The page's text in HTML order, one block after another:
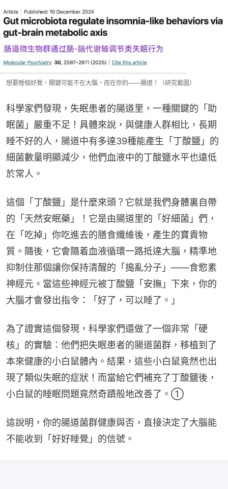
想要睡個好覺，關鍵可能不在大腦，而在你的——腸道！（研究截圖）
科學家們發現，失眠患者的腸道里，一種關鍵的「助
眠菌」嚴重不足！具體來說，與健康人群相比，長期
睡不好的人，腸道中有多達39種能產生「丁酸鹽」的
細菌數量明顯減少，他們血液中的丁酸鹽水平也遠低
於常人。
這個「丁酸鹽」是什麼來頭？它就是我們身體裏自帶
的「天然安眠藥」！它是由腸道里的「好細菌」們，
在「吃掉」你吃進去的膳食纖維後，產生的寶貴物
質。隨後，它會隨着血液循環一路抵達大腦，精準地
抑制住那個讓你保持清醒的「搗亂分子」——食慾素
神經元。當這些神經元被丁酸鹽「安撫」下來，你的
大腦才會發出指令：「好了，可以睡了。」
為了證實這個發現，科學家們還做了一個非常「硬
核」的實驗：他們把失眠患者的腸道菌群，移植到了
本來健康的小白鼠體內。結果，這些小白鼠竟然也出
現了類似失眠的症狀！而當給它們補充了丁酸鹽後，
小白鼠的睡眠問題竟然奇蹟般地改善了。①
這說明，你的腸道菌群健康與否，直接決定了大腦能
不能收到「好好睡覺」的信號。